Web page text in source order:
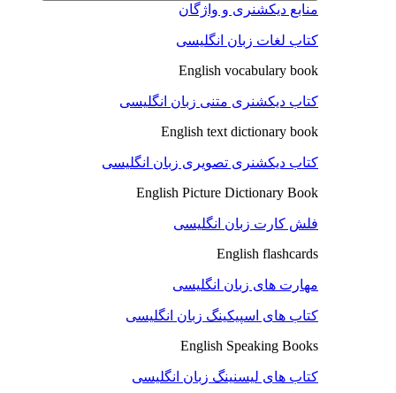
منابع دیکشنری و واژگان
کتاب لغات زبان انگلیسی
English vocabulary book
کتاب دیکشنری متنی زبان انگلیسی
English text dictionary book
کتاب دیکشنری تصویری زبان انگلیسی
English Picture Dictionary Book
فلش کارت زبان انگلیسی
English flashcards
مهارت های زبان انگلیسی
کتاب های اسپیکینگ زبان انگلیسی
English Speaking Books
کتاب های لیسنینگ زبان انگلیسی